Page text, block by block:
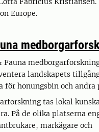
Europe.
Fauna
landskapets
för honungsbin och
tas lokal
På de olika platserna
markägare och